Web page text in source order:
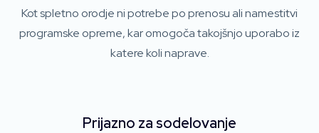
Kot spletno orodje ni potrebe po prenosu ali namestitvi
programske opreme, kar omogoča takojšnjo uporabo iz
katere koli naprave.
Prijazno za sodelovanje